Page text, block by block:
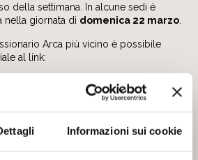
Informazioni sui cookie
della settimana. In alcune sedi è
nella giornata di domenica 22 marzo
Arca più vicino è possibile
al link:
il punto vendita si potranno conoscere